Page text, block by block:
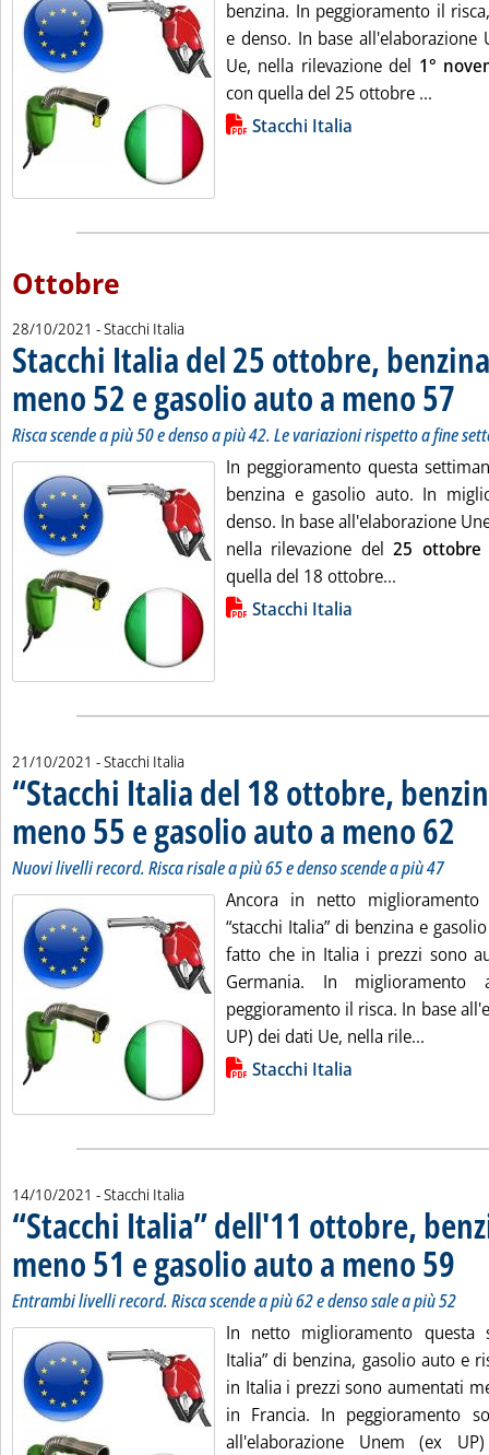
benzina. In peggioramento il
e denso. In base all'elaborazione
Ue, nella rilevazione del 1°
con quella del 25 ottobre ...
Lista allegati PDF alla notizia
Stacchi Italia
Ottobre
28/10/2021 - Stacchi Italia
Stacchi Italia del 25 ottobre,
meno 52 e gasolio auto a meno 57
Risca scende a più 50 e denso a più 42. Le variazioni rispetto a fine
In peggioramento questa
benzina e gasolio auto. In
denso. In base all'elaborazione
nella rilevazione del25 ottobre
quella del 18 ottobre...
Lista allegati PDF alla notizia
Stacchi Italia
21/10/2021 - Stacchi Italia
“Stacchi Italia del 18 ottobre,
meno 55 e gasolio auto a meno 62
Nuovi livelli record. Risca risale a più 65 e denso scende a più 47
Ancora in netto miglioramento
“stacchi Italia” di benzina e
fatto che in Italia i prezzi sono
Germania. In
peggioramento il risca. In base
UP) dei dati Ue, nella rile...
Lista allegati PDF alla notizia
Stacchi Italia
14/10/2021 - Stacchi Italia
“Stacchi Italia” dell'11 ottobre,
meno 51 e gasolio auto a meno 59
Entrambi livelli record. Risca scende a più 62 e denso sale a più 52
In netto miglioramento questa
Italia” di benzina, gasolio auto e
in Italia i prezzi sono aumentati
in Francia. In peggioramento
all'elaborazione Unem (ex